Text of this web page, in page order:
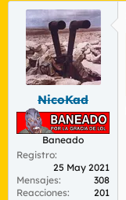
NicoKad
Baneado
Registro
25 May 2021
Mensajes
308
Reacciones
201